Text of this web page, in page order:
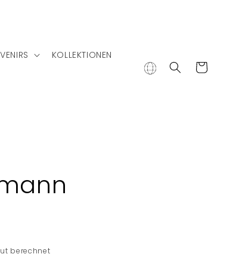
KOLLEKTIONEN
Warenkorb
berechnet